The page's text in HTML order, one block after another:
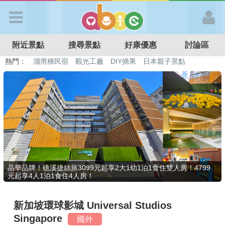
APP登入
首 頁
搜尋景點
好康優惠
最新消息
最新留言
附近景點 搜尋景點 好康優惠 討論區
熱門： 溜滑梯民宿 觀光工廠 DIY摘果
日本親子景點
特色遊戲場
親子住房優惠 台北親子餐廳 溫泉泡湯SPA
晶華品牌！礁溪捷絲旅3099元起享2大1幼1泊1食住雙人房！4799
元起享4人1泊1食住4人房！
新加坡環球影城 Universal Studios
Singapore
國外